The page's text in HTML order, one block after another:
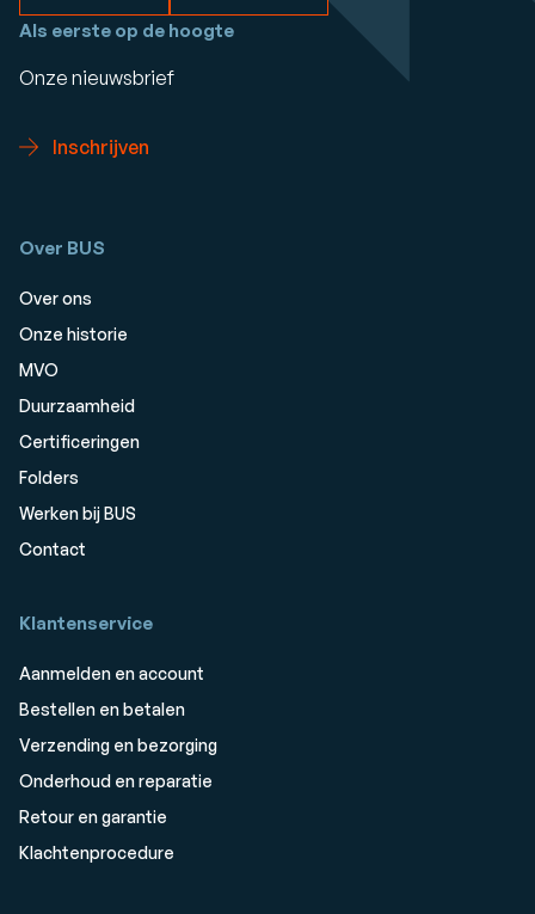
Als eerste op de hoogte
Onze nieuwsbrief
Inschrijven
Over BUS
Over ons
Onze historie
MVO
Duurzaamheid
Certificeringen
Folders
Werken bij BUS
Contact
Klantenservice
Aanmelden en account
Bestellen en betalen
Verzending en bezorging
Onderhoud en reparatie
Retour en garantie
Klachtenprocedure